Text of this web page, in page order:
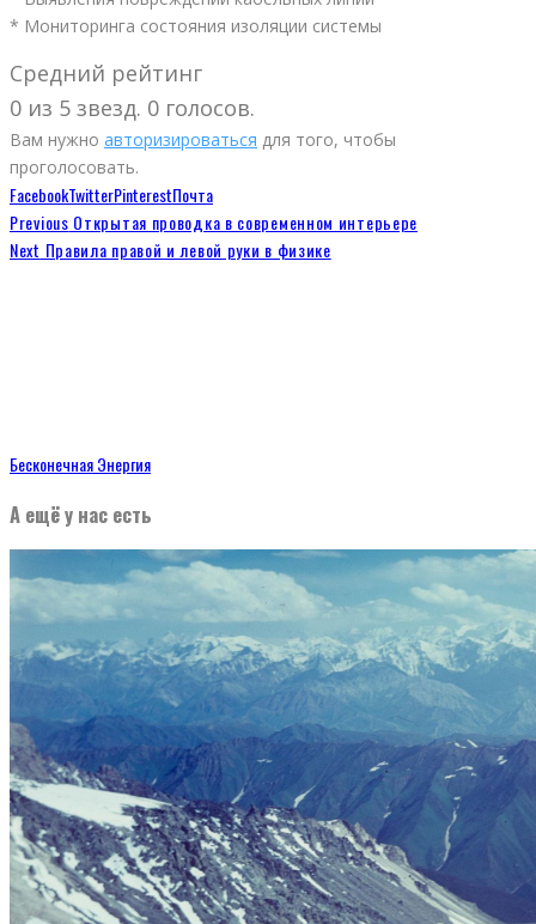
* Мониторинга состояния изоляции системы
Средний рейтинг
0 из 5 звезд. 0 голосов.
Вам нужно авторизироваться для того, чтобы
проголосовать.
FacebookTwitterPinterestПочта
Previous Открытая проводка в современном интерьере
Next Правила правой и левой руки в физике
Бесконечная Энергия
А ещё у нас есть